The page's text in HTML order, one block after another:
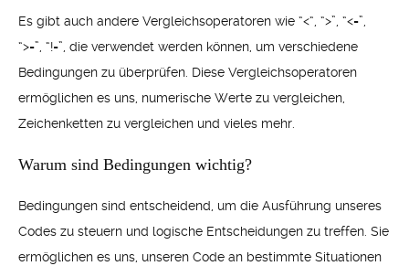
Es gibt auch andere Vergleichsoperatoren wie “<“, “>”, “<=”,
“>=”, “!=”, die verwendet werden können, um verschiedene
Bedingungen zu überprüfen. Diese Vergleichsoperatoren
ermöglichen es uns, numerische Werte zu vergleichen,
Zeichenketten zu vergleichen und vieles mehr.
Warum sind Bedingungen wichtig?
Bedingungen sind entscheidend, um die Ausführung unseres
Codes zu steuern und logische Entscheidungen zu treffen. Sie
ermöglichen es uns, unseren Code an bestimmte Situationen